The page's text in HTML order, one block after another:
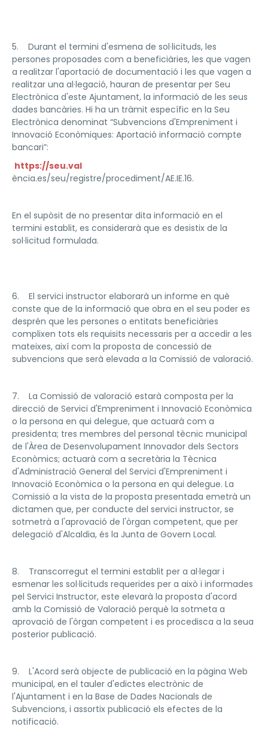
5. Durant el termini d'esmena de sol·licituds, les
persones proposades com a beneficiàries, les que vagen
a realitzar l'aportació de documentació i les que vagen a
realitzar una al·legació, hauran de presentar per Seu
Electrònica d'este Ajuntament, la informació de les seus
dades bancàries. Hi ha un tràmit específic en la Seu
Electrònica denominat “Subvencions d'Empreniment i
Innovació Econòmiques: Aportació informació compte
bancari”:
https://seu.val
ència.es/seu/registre/procediment/AE.IE.16.
En el supòsit de no presentar dita informació en el
termini establit, es considerarà que es desistix de la
sol·licitud formulada.
6. El servici instructor elaborarà un informe en què
conste que de la informació que obra en el seu poder es
desprén que les persones o entitats beneficiàries
complixen tots els requisits necessaris per a accedir a les
mateixes, així com la proposta de concessió de
subvencions que serà elevada a la Comissió de valoració.
7. La Comissió de valoració estarà composta per la
direcció de Servici d'Empreniment i Innovació Econòmica
o la persona en qui delegue, que actuarà com a
presidenta; tres membres del personal tècnic municipal
de l'Àrea de Desenvolupament Innovador dels Sectors
Econòmics; actuarà com a secretària la Tècnica
d'Administració General del Servici d'Empreniment i
Innovació Econòmica o la persona en qui delegue. La
Comissió a la vista de la proposta presentada emetrà un
dictamen que, per conducte del servici instructor, se
sotmetrà a l'aprovació de l'òrgan competent, que per
delegació d'Alcaldia, és la Junta de Govern Local.
8. Transcorregut el termini establit per a al·legar i
esmenar les sol·licituds requerides per a això i informades
pel Servici Instructor, este elevarà la proposta d'acord
amb la Comissió de Valoració perquè la sotmeta a
aprovació de l'òrgan competent i es procedisca a la seua
posterior publicació.
9. L'Acord serà objecte de publicació en la pàgina Web
municipal, en el tauler d'edictes electrònic de
l'Ajuntament i en la Base de Dades Nacionals de
Subvencions, i assortix publicació els efectes de la
notificació.